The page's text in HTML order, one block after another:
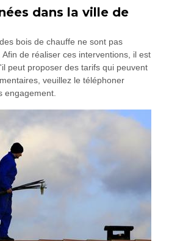
dans la ville de
bois de chauffe ne sont pas
de réaliser ces interventions, il est
peut proposer des tarifs qui peuvent
veuillez le téléphoner
engagement.